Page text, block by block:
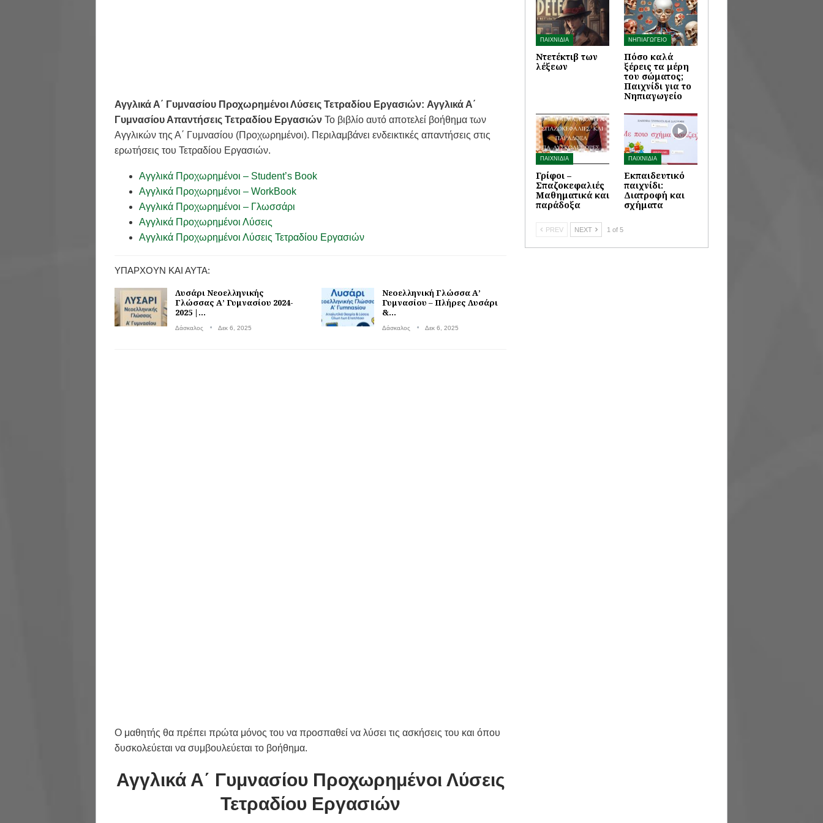
Αγγλικά Α΄ Γυμνασίου Προχωρημένοι Λύσεις Τετραδίου Εργασιών: Αγγλικά Α΄
Γυμνασίου Απαντήσεις Τετραδίου Εργασιών Το βιβλίο αυτό αποτελεί βοήθημα των
Αγγλικών της Α΄ Γυμνασίου (Προχωρημένοι). Περιλαμβάνει ενδεικτικές απαντήσεις στις
ερωτήσεις του Τετραδίου Εργασιών.
Αγγλικά Προχωρημένοι – Student’s Book
Αγγλικά Προχωρημένοι – WorkBook
Αγγλικά Προχωρημένοι – Γλωσσάρι
Αγγλικά Προχωρημένοι Λύσεις
Αγγλικά Προχωρημένοι Λύσεις Τετραδίου Εργασιών
ΥΠΆΡΧΟΥΝ ΚΑΙ ΑΥΤΆ:
Λυσάρι Νεοελληνικής
Γλώσσας Α’ Γυμνασίου 2024-
2025 |…
Δάσκαλος Δεκ 6, 2025
Νεοελληνική Γλώσσα Α’
Γυμνασίου – Πλήρες Λυσάρι
&…
Δάσκαλος Δεκ 6, 2025
Ο μαθητής θα πρέπει πρώτα μόνος του να προσπαθεί να λύσει τις ασκήσεις του και όπου
δυσκολεύεται να συμβουλεύεται το βοήθημα.
Αγγλικά Α΄ Γυμνασίου Προχωρημένοι Λύσεις
Τετραδίου Εργασιών
ΠΑΙΧΝΙΔΙΑ
Ντετέκτιβ των
λέξεων
ΝΗΠΙΑΓΩΓΕΙΟ
Πόσο καλά
ξέρεις τα μέρη
του σώματος;
Παιχνίδι για το
Νηπιαγωγείο
ΠΑΙΧΝΙΔΙΑ
Γρίφοι –
Σπαζοκεφαλιές
Μαθηματικά και
παράδοξα
ΠΑΙΧΝΙΔΙΑ
Εκπαιδευτικό
παιχνίδι:
Διατροφή και
σχήματα
PREV NEXT 1 of 5